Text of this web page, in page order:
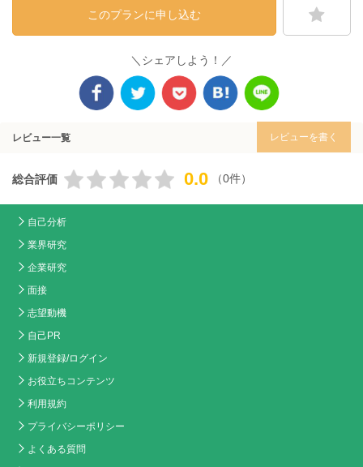
このプランに申し込む
＼シェアしよう！／
レビュー一覧 レビューを書く
総合評価 0.0 （0件）
自己分析
業界研究
企業研究
面接
志望動機
自己PR
新規登録/ログイン
お役立ちコンテンツ
利用規約
プライバシーポリシー
よくある質問